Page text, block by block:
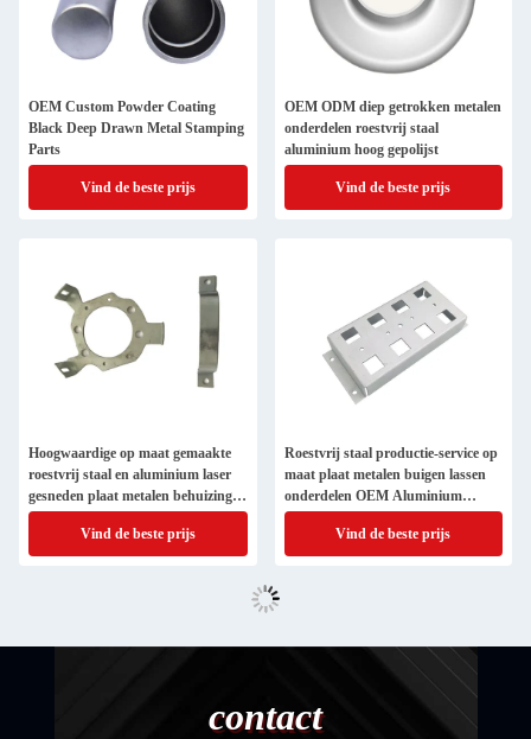
OEM Custom Powder Coating
Black Deep Drawn Metal Stamping
Parts
Vind de beste prijs
OEM ODM diep getrokken metalen
onderdelen roestvrij staal
aluminium hoog gepolijst
Vind de beste prijs
Hoogwaardige op maat gemaakte
roestvrij staal en aluminium laser
gesneden plaat metalen behuizing
ijzeren stempelkas betrouwbare
leverancier in China
Vind de beste prijs
Roestvrij staal productie-service op
maat plaat metalen buigen lassen
onderdelen OEM Aluminium
gereedschapskist Metalen behuizing
Vind de beste prijs
contact